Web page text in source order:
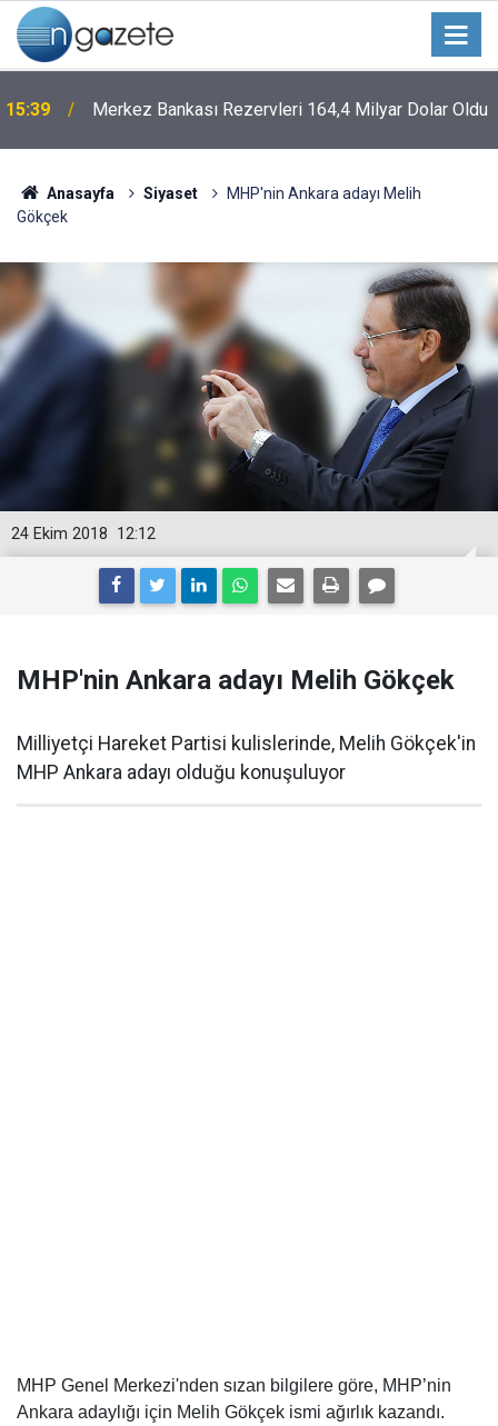
15:39 Merkez Bankası Rezervleri 164,4 Milyar Dolar Oldu
Anasayfa Siyaset
MHP'nin Ankara adayı Melih
Gökçek
12:12
24 Ekim 2018
MHP'nin Ankara adayı Melih Gökçek
Milliyetçi Hareket Partisi kulislerinde, Melih Gökçek'in
MHP Ankara adayı olduğu konuşuluyor
MHP Genel Merkezi'nden sızan bilgilere göre, MHP’nin
Ankara adaylığı için Melih Gökçek ismi ağırlık kazandı.